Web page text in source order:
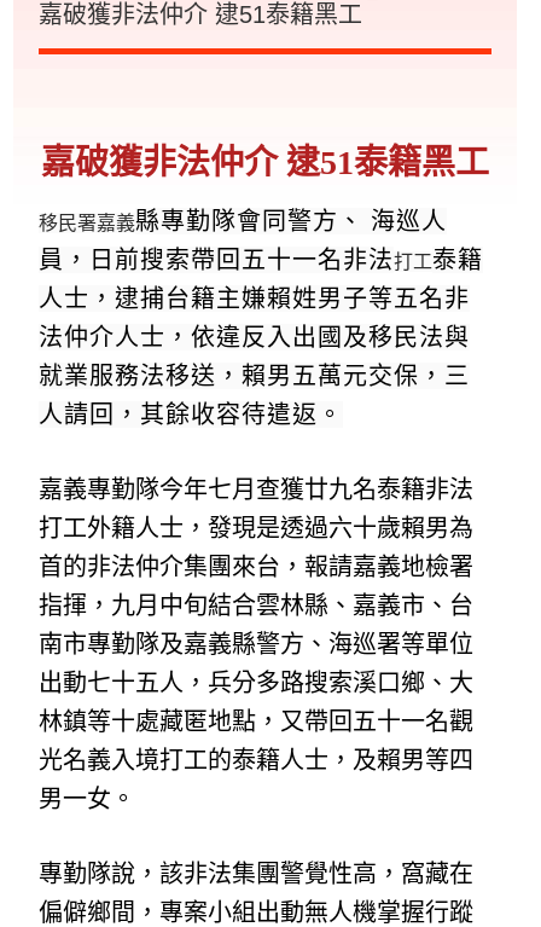
嘉破獲非法仲介 逮51泰籍黑工
嘉破獲非法仲介 逮51泰籍黑工
移民署嘉義縣專勤隊會同警方、 海巡人
員，日前搜索帶回五十一名非法打工泰籍
人士，逮捕台籍主嫌賴姓男子等五名非
法仲介人士，依違反入出國及移民法與
就業服務法移送，賴男五萬元交保，三
人請回，其餘收容待遣返。
嘉義專勤隊今年七月查獲廿九名泰籍非法
打工外籍人士，發現是透過六十歲賴男為
首的非法仲介集團來台，報請嘉義地檢署
指揮，九月中旬結合雲林縣、嘉義市、台
南市專勤隊及嘉義縣警方、海巡署等單位
出動七十五人，兵分多路搜索溪口鄉、大
林鎮等十處藏匿地點，又帶回五十一名觀
光名義入境打工的泰籍人士，及賴男等四
男一女。
專勤隊說，該非法集團警覺性高，窩藏在
偏僻鄉間，專案小組出動無人機掌握行蹤